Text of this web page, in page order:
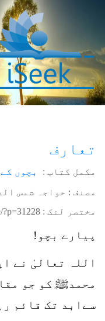
تعارف
مکمل کتاب : بچوں
مصنف : خواجہ شمس
مختصر لنک : ?p=31228
پیارے بچو!
اللہ تعالیٰ نے
محمدﷺ کو جو
سےابد تک قائم